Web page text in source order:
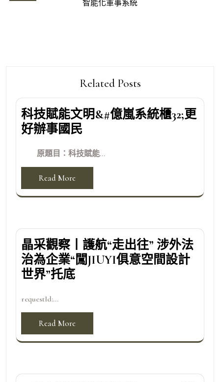
智能化軍事系統
Related Posts
科技賦能文明&#億嵐系統櫃32;更
好辦事國民
原題目：科技賦能...
Read More
晶采觀察丨護航“走出往” 涉外法
治為企業“闖JIUYI俱意空間設計
世界”托底
requestId:...
Read More